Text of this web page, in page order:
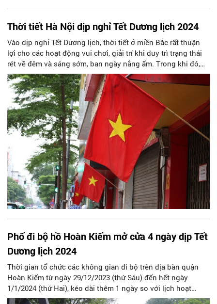
Thời tiết Hà Nội dịp nghỉ Tết Dương lịch 2024
Vào dịp nghỉ Tết Dương lịch, thời tiết ở miền Bắc rất thuận
lợi cho các hoạt động vui chơi, giải trí khi duy trì trạng thái
rét về đêm và sáng sớm, ban ngày nắng ấm. Trong khi đó,
nhiều nơi ở Trung Bộ có mưa dông.
Phố đi bộ hồ Hoàn Kiếm mở cửa 4 ngày dịp Tết
Dương lịch 2024
Thời gian tổ chức các không gian đi bộ trên địa bàn quận
Hoàn Kiếm từ ngày 29/12/2023 (thứ Sáu) đến hết ngày
1/1/2024 (thứ Hai), kéo dài thêm 1 ngày so với lịch hoạt
động trước đó.